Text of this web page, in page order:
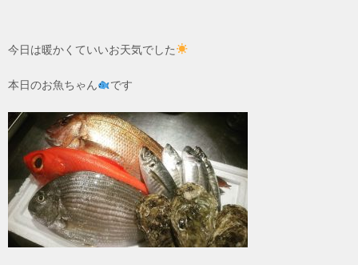
今日は暖かくていいお天気でした
本日のお魚ちゃん です